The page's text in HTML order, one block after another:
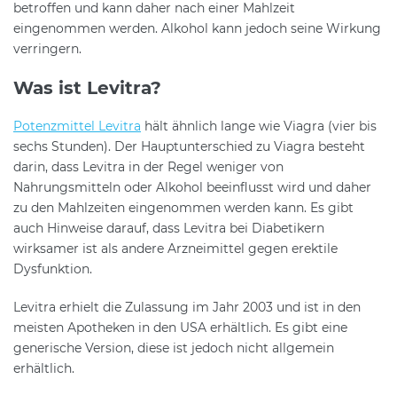
betroffen und kann daher nach einer Mahlzeit
eingenommen werden. Alkohol kann jedoch seine Wirkung
verringern.
Was ist Levitra?
Potenzmittel Levitra hält ähnlich lange wie Viagra (vier bis
sechs Stunden). Der Hauptunterschied zu Viagra besteht
darin, dass Levitra in der Regel weniger von
Nahrungsmitteln oder Alkohol beeinflusst wird und daher
zu den Mahlzeiten eingenommen werden kann. Es gibt
auch Hinweise darauf, dass Levitra bei Diabetikern
wirksamer ist als andere Arzneimittel gegen erektile
Dysfunktion.
Levitra erhielt die Zulassung im Jahr 2003 und ist in den
meisten Apotheken in den USA erhältlich. Es gibt eine
generische Version, diese ist jedoch nicht allgemein
erhältlich.